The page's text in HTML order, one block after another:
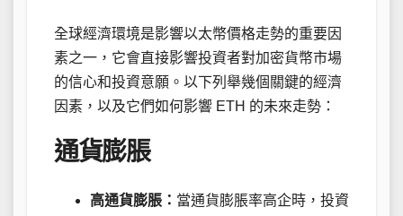
全球經濟環境是影響以太幣價格走勢的重要因
素之一，它會直接影響投資者對加密貨幣市場
的信心和投資意願。以下列舉幾個關鍵的經濟
因素，以及它們如何影響 ETH 的未來走勢：
通貨膨脹
高通貨膨脹： 當通貨膨脹率高企時，投資